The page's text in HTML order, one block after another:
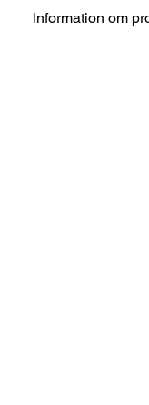
Information om